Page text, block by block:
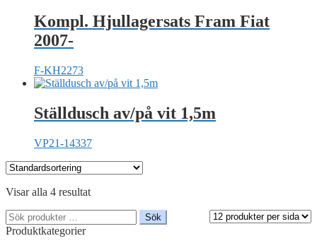
Kompl. Hjullagersats Fram Fiat
2007-
F-KH2273
Ställdusch av/på vit 1,5m
VP21-14337
Visar alla 4 resultat
Sök
efter:
Sök
Produktkategorier